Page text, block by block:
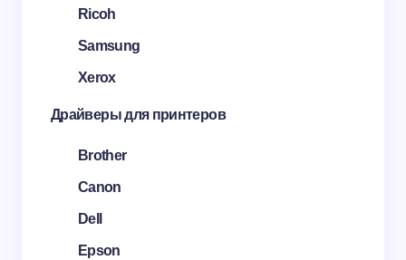
Ricoh
Samsung
Xerox
Драйверы для принтеров
Brother
Canon
Dell
Epson